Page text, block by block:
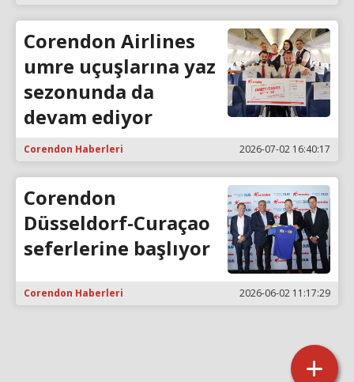
Corendon Airlines
umre uçuşlarına yaz
sezonunda da
devam ediyor
Corendon Haberleri 2026-07-02 16:40:17
Corendon
Düsseldorf-Curaçao
seferlerine başlıyor
Corendon Haberleri 2026-06-02 11:17:29